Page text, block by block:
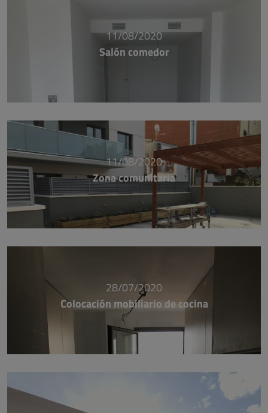
11/08/2020
Salón comedor
11/08/2020
Zona comunitaria
28/07/2020
Colocación mobiliario de cocina